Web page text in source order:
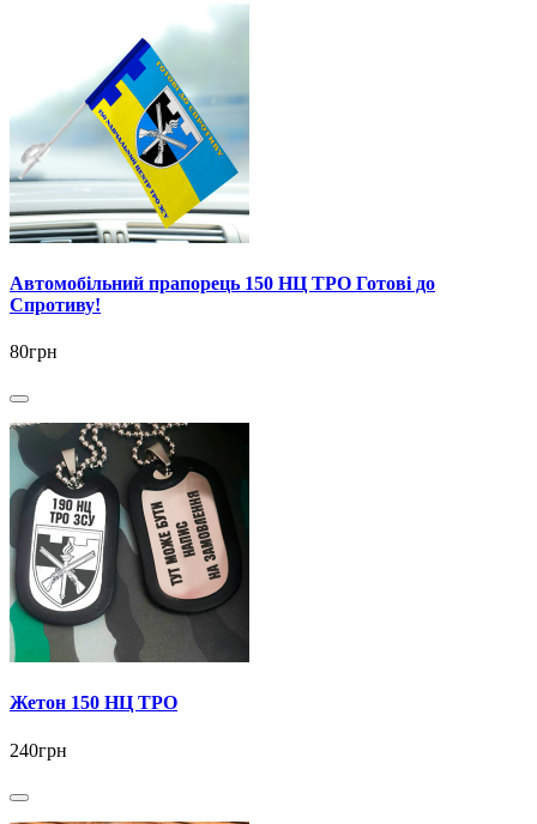
Автомобільний прапорець 150 НЦ ТРО Готові до
Спротиву!
80грн
Жетон 150 НЦ ТРО
240грн